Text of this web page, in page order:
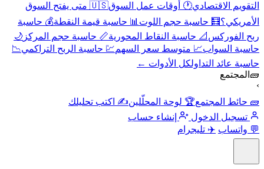
التقويم الاقتصادي🕐 أوقات عمل السوق
🇺🇸 متى يفتح السوق
الأمريكي؟🧮 حاسبة حجم اللوت 📊 حاسبة قيمة النقطة💰 حاسبة
ربح الفوركس 📐 حاسبة النقاط المحورية📏 حاسبة حجم المركز 🌙
حاسبة السواب📈 متوسط سعر السهم💹 حاسبة الربح التراكمي📉
حاسبة عائد التداولكل الأدوات ←
🧱 المجتمع
›
🧱 حائط المجتمع🏆 لوحة المحلّلين✍️ اكتب تحليلك
تسجيل الدخول
إنشاء حساب
💬 واتساب ✈️ تليجرام